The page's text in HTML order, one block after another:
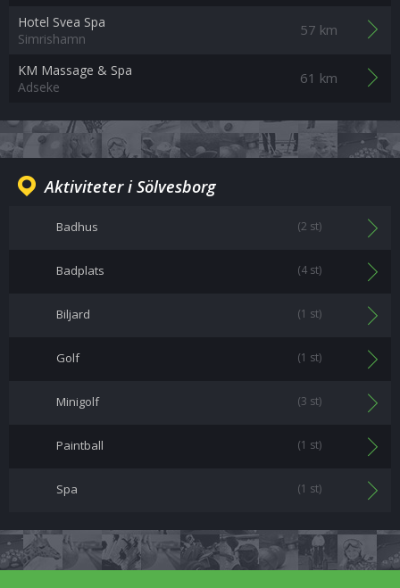
Hotel Svea Spa
Simrishamn
57 km
KM Massage & Spa
Adseke
61 km
Aktiviteter i Sölvesborg
Badhus (2 st)
Badplats (4 st)
Biljard (1 st)
Golf (1 st)
Minigolf (3 st)
Paintball (1 st)
Spa (1 st)